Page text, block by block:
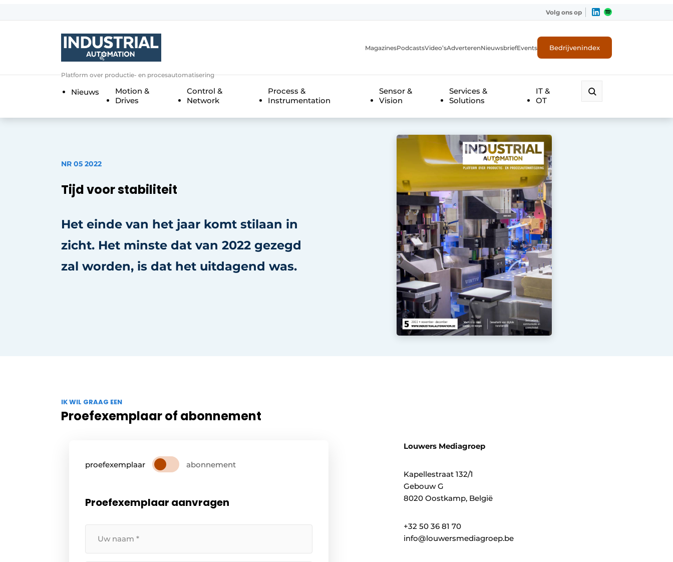
Algemene voorwaarden
Contact
Direct contact
Home
Meest gelezen
Podcasts
Vacature aanmelden
Vacatures
Volg ons op
Platform over productie- en procesautomatisering
MagazinesPodcastsVideo’sAdverterenNieuwsbriefEvents Bedrijvenindex
Nieuws
Motion &
Drives
Control &
Network
Process &
Instrumentation
Sensor &
Vision
Services &
Solutions
IT &
OT
NR 05 2022
Tijd voor stabiliteit
Het einde van het jaar komt stilaan in
zicht. Het minste dat van 2022 gezegd
zal worden, is dat het uitdagend was.
IK WIL GRAAG EEN
Proefexemplaar of abonnement
proefexemplaar abonnement
Proefexemplaar aanvragen
naam
*
Louwers Mediagroep
Kapellestraat 132/1
Gebouw G
8020 Oostkamp, België
+32 50 36 81 70
info@louwersmediagroep.be